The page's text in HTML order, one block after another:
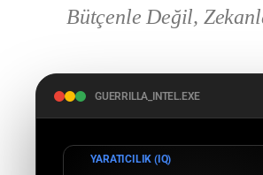
Bütçenle Değil,
GUERRILLA_INTEL.EXE
YARATICILIK (IQ)